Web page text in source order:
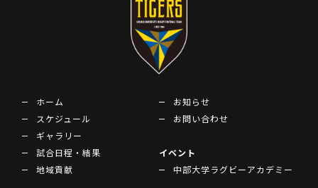
ホーム
スケジュール
ギャラリー
試合日程・結果
地域貢献
お知らせ
お問い合わせ
イベント
中部大学ラグビーアカデミー